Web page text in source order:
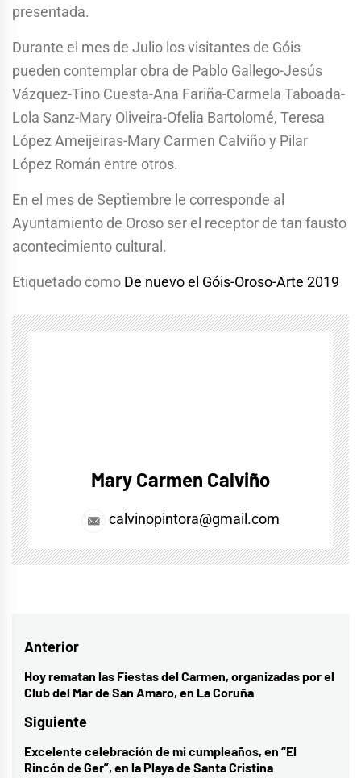
presentada.
Durante el mes de Julio los visitantes de Góis
pueden contemplar obra de Pablo Gallego-Jesús
Vázquez-Tino Cuesta-Ana Fariña-Carmela Taboada-
Lola Sanz-Mary Oliveira-Ofelia Bartolomé, Teresa
López Ameijeiras-Mary Carmen Calviño y Pilar
López Román entre otros.
En el mes de Septiembre le corresponde al
Ayuntamiento de Oroso ser el receptor de tan fausto
acontecimiento cultural.
Etiquetado como De nuevo el Góis-Oroso-Arte 2019
Mary Carmen Calviño
calvinopintora@gmail.com
Navegación
de
Anterior
Entrada
anterior:
Hoy rematan las Fiestas del Carmen, organizadas por el
Club del Mar de San Amaro, en La Coruña
Siguiente
Entrada
Excelente celebración de mi cumpleaños, en “El
Rincón de Ger”, en la Playa de Santa Cristina